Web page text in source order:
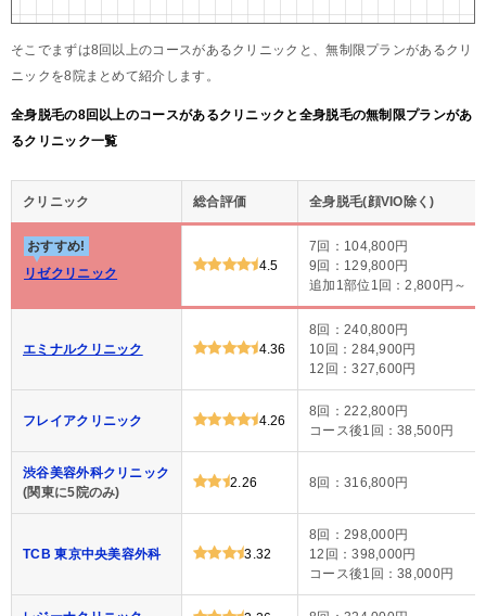
そこでまずは8回以上のコースがあるクリニックと、無制限プランがあるクリ
ニックを8院まとめて紹介します。
全身脱毛の8回以上のコースがあるクリニックと全身脱毛の無制限プランがあ
るクリニック一覧
クリニック 総合評価 全身脱毛(顔VIO除く)
おすすめ!
リゼクリニック
4.5
7回：104,800円
9回：129,800円
追加1部位1回：2,800円～
エミナルクリニック 4.36
8回：240,800円
10回：284,900円
12回：327,600円
フレイアクリニック 4.26
8回：222,800円
コース後1回：38,500円
渋谷美容外科クリニック
(関東に5院のみ)
2.26 8回：316,800円
TCB 東京中央美容外科 3.32
8回：298,000円
12回：398,000円
コース後1回：38,000円